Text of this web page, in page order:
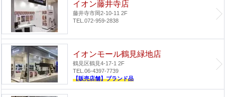
イオン藤井寺店
藤井寺市岡2-10-11 2F
TEL.072-959-2838
イオンモール鶴見緑地店
鶴見区鶴見4-17-1 2F
TEL.06-4397-7739
【販売店舗】ブランド品